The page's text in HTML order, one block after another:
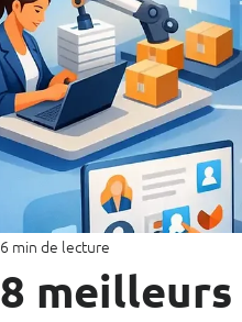
8 meilleurs
6 min de lecture